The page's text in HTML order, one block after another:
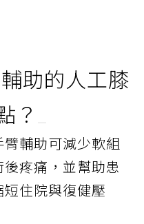
助的人工膝
？
輔助可減少軟組
疼痛，並幫助患
住院與復健壓